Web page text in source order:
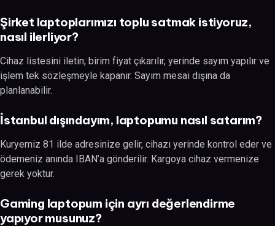
Şirket laptoplarımızı toplu satmak istiyoruz,
nasıl ilerliyor?
Cihaz listesini iletin; birim fiyat çıkarılır, yerinde sayım yapılır ve
işlem tek sözleşmeyle kapanır. Sayım mesai dışına da
planlanabilir.
İstanbul dışındayım, laptopumu nasıl satarım?
Kuryemiz 81 ilde adresinize gelir, cihazı yerinde kontrol eder ve
ödemeniz anında IBAN’a gönderilir. Kargoya cihaz vermenize
gerek yoktur.
Gaming laptopum için ayrı değerlendirme
yapıyor musunuz?